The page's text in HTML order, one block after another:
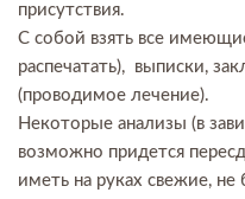
присутствия.
С собой взять все
распечатать), выписки,
(проводимое лечение).
Некоторые анализы (в
возможно придется
иметь на руках свежие,